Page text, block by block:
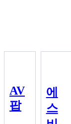
AV
팝
에
스